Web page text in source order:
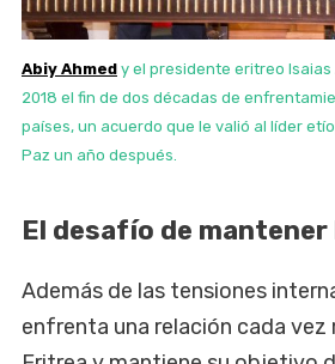
Abiy Ahmed y el presidente eritreo
2018 el fin de dos décadas de
países, un acuerdo que le valió al líder
Paz un año después.
El desafío de
Además de las tensiones
enfrenta una relación cada vez